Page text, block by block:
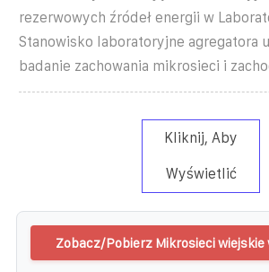
rezerwowych źródeł energii w
Stanowisko laboratoryjne agregatora
badanie zachowania mikrosieci i
Kliknij, Aby
Wyświetlić
Zobacz/Pobierz Mikrosieci wiejskie